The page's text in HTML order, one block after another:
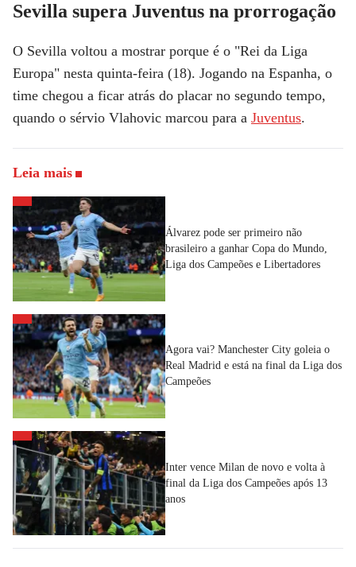
Sevilla supera Juventus na prorrogação
O Sevilla voltou a mostrar porque é o "Rei da Liga
Europa" nesta quinta-feira (18). Jogando na Espanha, o
time chegou a ficar atrás do placar no segundo tempo,
quando o sérvio Vlahovic marcou para a Juventus.
Leia mais
Álvarez pode ser primeiro não
brasileiro a ganhar Copa do Mundo,
Liga dos Campeões e Libertadores
Agora vai? Manchester City goleia o
Real Madrid e está na final da Liga dos
Campeões
Inter vence Milan de novo e volta à
final da Liga dos Campeões após 13
anos